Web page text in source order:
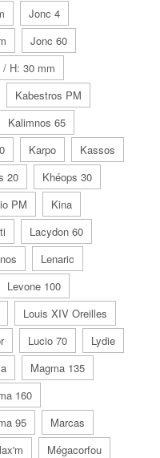
Jonc 4
Jonc 60
H: 30 mm
Kabestros PM
Kalimnos 65
Karpo
Kassos
20
Khéops 30
PM
Kina
Lacydon 60
Lenaric
Levone 100
Louis XIV Oreilles
Lucio 70
Lydie
Magma 135
160
95
Marcas
Mégacorfou